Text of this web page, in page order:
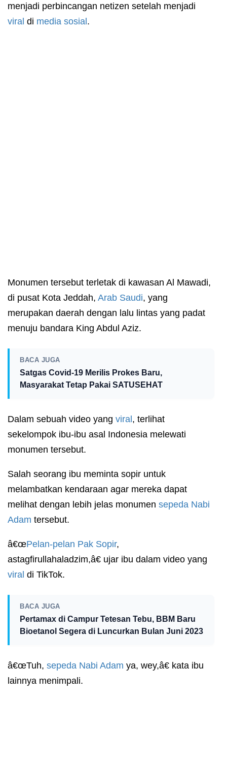
menjadi perbincangan netizen setelah menjadi
viral di media sosial.
Monumen tersebut terletak di kawasan Al Mawadi,
di pusat Kota Jeddah, Arab Saudi, yang
merupakan daerah dengan lalu lintas yang padat
menuju bandara King Abdul Aziz.
BACA JUGA
Satgas Covid-19 Merilis Prokes Baru,
Masyarakat Tetap Pakai SATUSEHAT
Dalam sebuah video yang viral, terlihat
sekelompok ibu-ibu asal Indonesia melewati
monumen tersebut.
Salah seorang ibu meminta sopir untuk
melambatkan kendaraan agar mereka dapat
melihat dengan lebih jelas monumen sepeda Nabi
Adam tersebut.
â€œPelan-pelan Pak Sopir,
astagfirullahaladzim,â€ ujar ibu dalam video yang
viral di TikTok.
BACA JUGA
Pertamax di Campur Tetesan Tebu, BBM Baru
Bioetanol Segera di Luncurkan Bulan Juni 2023
â€œTuh, sepeda Nabi Adam ya, wey,â€ kata ibu
lainnya menimpali.